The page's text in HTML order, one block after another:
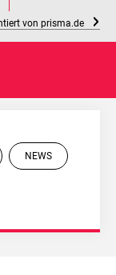
von prisma.de
NEWS